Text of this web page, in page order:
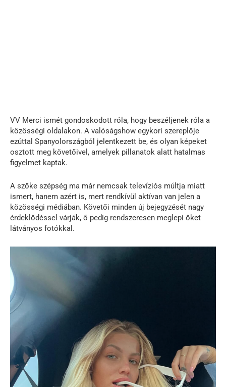
VV Merci ismét gondoskodott róla, hogy beszéljenek róla a
közösségi oldalakon. A valóságshow egykori szereplője
ezúttal Spanyolországból jelentkezett be, és olyan képeket
osztott meg követőivel, amelyek pillanatok alatt hatalmas
figyelmet kaptak.
A szőke szépség ma már nemcsak televíziós múltja miatt
ismert, hanem azért is, mert rendkívül aktívan van jelen a
közösségi médiában. Követői minden új bejegyzését nagy
érdeklődéssel várják, ő pedig rendszeresen meglepi őket
látványos fotókkal.